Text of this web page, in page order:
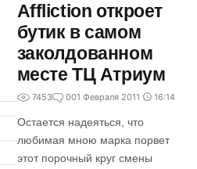
Affliction откроет
бутик в самом
заколдованном
месте ТЦ Атриум
7453 001 Февраля 2011 16:14
Остается надеяться, что
любимая мною марка порвет
этот порочный круг смены